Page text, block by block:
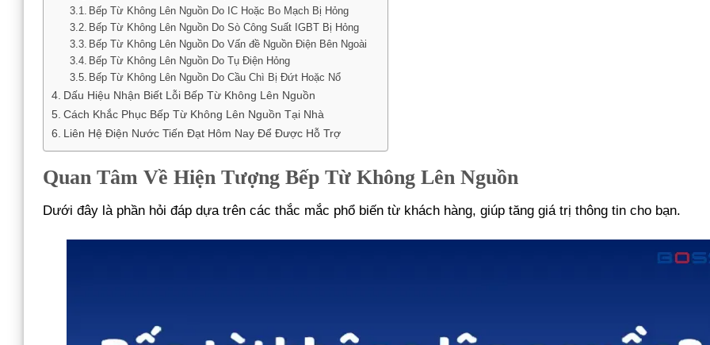
Bếp Từ Không Lên Nguồn Do IC Hoặc Bo Mạch Bị Hỏng
Bếp Từ Không Lên Nguồn Do Sò Công Suất IGBT Bị Hỏng
Bếp Từ Không Lên Nguồn Do Vấn đề Nguồn Điện Bên Ngoài
Bếp Từ Không Lên Nguồn Do Tụ Điện Hỏng
Bếp Từ Không Lên Nguồn Do Cầu Chì Bị Đứt Hoặc Nổ
Dấu Hiệu Nhận Biết Lỗi Bếp Từ Không Lên Nguồn
Cách Khắc Phục Bếp Từ Không Lên Nguồn Tại Nhà
Liên Hệ Điện Nước Tiến Đạt Hôm Nay Để Được Hỗ Trợ
Quan Tâm Về Hiện Tượng Bếp Từ Không Lên Nguồn
Dưới đây là phần hỏi đáp dựa trên các thắc mắc phổ biến từ khách hàng, giúp tăng giá trị thông tin cho bạn.